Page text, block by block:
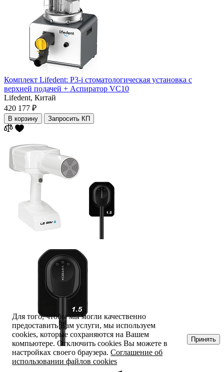
Комплект Lifedent: P3-i стоматологическая установка с
верхней подачей + Аспиратор VC10
Lifedent, Китай
420 177 ₽
В корзину Запросить КП
Для того, чтобы мы могли качественно
предоставить Вам услуги, мы используем
cookies, которые сохраняются на Вашем
компьютере. Отключить cookies Вы можете в
настройках своего браузера.Соглашение об
использовании файлов cookies
Принять